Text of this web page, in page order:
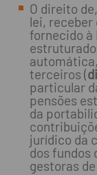
O direito
lei, receber
fornecido à
terceiros (
particular
pensões
da
jurídico da
dos fundos
gestoras